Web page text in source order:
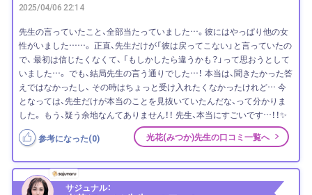
2025/04/06 22:14
先生の言っていたこと、全部当たっていました…。彼にはやっぱり他の女
性がいました……。 正直、先生だけが「彼は戻ってこない」と言っていたの
で、 最初は信じたくなくて、 「もしかしたら違うかも？」って思おうとして
いました…。 でも、結局先生の言う通りでした…！ 本当は、聞きたかった答
えではなかったし、 その時はちょっと受け入れたくなかったけれど… 今
となっては、先生だけが本当のことを見抜いていたんだな、って分かりま
した。 もう、疑う余地なんてありません！！ 先生、本当にすごいです…！！✨
参考になった(0) 光花(みつか)先生の口コミ一覧へ
サジュナル：